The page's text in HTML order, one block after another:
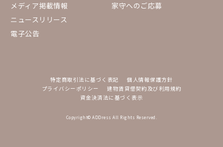
メディア掲載情報
ニュースリリース
電子公告
家守へのご応募
特定商取引法に基づく表記
個人情報保護方針
プライバシーポリシー
建物賃貸借契約及び利用規約
資金決済法に基づく表示
Copyright© ADDress All Rights Reserved.